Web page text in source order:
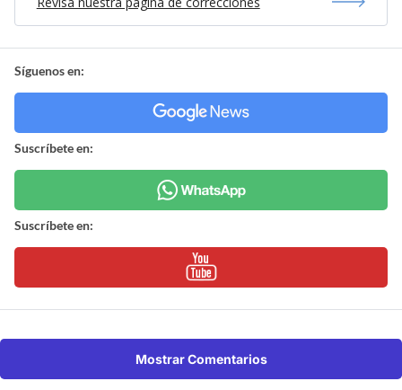
Síguenos en:
Suscríbete en:
Suscríbete en:
Mostrar Comentarios